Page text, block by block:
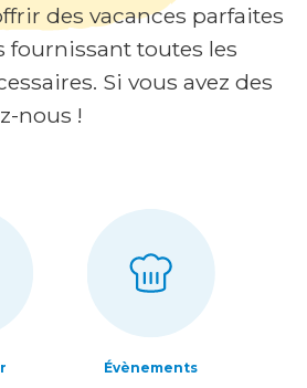
des vacances parfaites
fournissant toutes les
Si vous avez des
nous !
Évènements